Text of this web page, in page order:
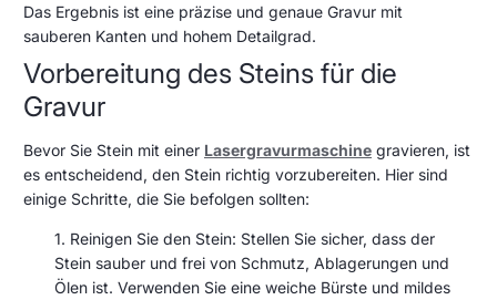
Das Ergebnis ist eine präzise und genaue Gravur mit
sauberen Kanten und hohem Detailgrad.
Vorbereitung des Steins für die
Gravur
Bevor Sie Stein mit einer Lasergravurmaschine gravieren, ist
es entscheidend, den Stein richtig vorzubereiten. Hier sind
einige Schritte, die Sie befolgen sollten:
Reinigen Sie den Stein: Stellen Sie sicher, dass der
Stein sauber und frei von Schmutz, Ablagerungen und
Ölen ist. Verwenden Sie eine weiche Bürste und mildes